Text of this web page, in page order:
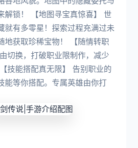
解锁！ 【地图寻宝真惊喜】 世
就有多零星！探索过程充满过未
地获取珍稀宝物！ 【随情转职
切换，打破职业限制作，减少
技能搭配真无限】 告别职业的
能等你搭配。专属英雄由你打